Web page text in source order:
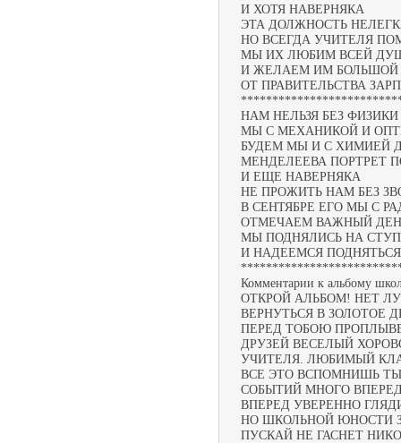
И ХОТЯ НАВЕРНЯКА
ЭТА ДОЛЖНОСТЬ
НО ВСЕГДА УЧИТЕЛЯ
МЫ ИХ ЛЮБИМ ВСЕЙ
И ЖЕЛАЕМ ИМ БОЛЬШОЙ
ОТ ПРАВИТЕЛЬСТВА
НАМ НЕЛЬЗЯ БЕЗ
МЫ С МЕХАНИКОЙ И
БУДЕМ МЫ И С ХИМИЕЙ
МЕНДЕЛЕЕВА ПОРТРЕТ
И ЕЩЕ НАВЕРНЯКА
НЕ ПРОЖИТЬ НАМ БЕЗ
В СЕНТЯБРЕ ЕГО МЫ С
ОТМЕЧАЕМ ВАЖНЫЙ
МЫ ПОДНЯЛИСЬ НА
И НАДЕЕМСЯ
Комментарии к альбому
ОТКРОЙ АЛЬБОМ! НЕТ
ВЕРНУТЬСЯ В ЗОЛОТОЕ
ПЕРЕД ТОБОЮ
ДРУЗЕЙ ВЕСЕЛЫЙ
УЧИТЕЛЯ. ЛЮБИМЫЙ
ВСЕ ЭТО ВСПОМНИШЬ ТЫ
СОБЫТИЙ МНОГО
ВПЕРЕД УВЕРЕННО
НО ШКОЛЬНОЙ ЮНОСТИ
ПУСКАЙ НЕ ГАСНЕТ